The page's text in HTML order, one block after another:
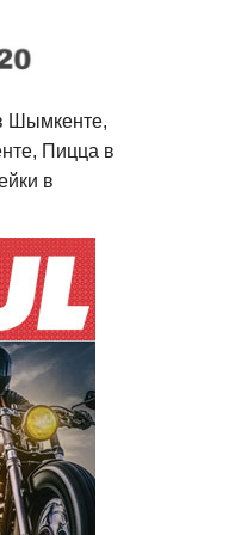
Шымкенте,
Пицца в
в